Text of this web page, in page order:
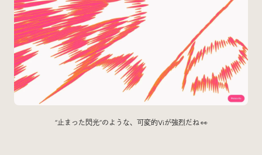
“止まった閃光”のような、可変的Viが強烈だね 👀